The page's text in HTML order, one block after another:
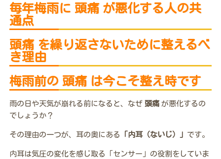
毎年梅雨に 頭痛 が悪化する人の共
通点
頭痛 を繰り返さないために整えるべ
き理由
梅雨前の 頭痛 は今こそ整え時です
雨の日や天気が崩れる前になると、なぜ 頭痛 が悪化するの
でしょうか？
その理由の一つが、耳の奥にある 「内耳（ないじ）」 です。
内耳は気圧の変化を感じ取る「センサー」の役割をしていま